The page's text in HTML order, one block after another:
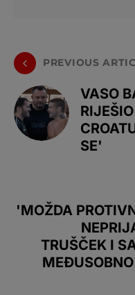
PREVIOUS
VASO
SE'
'MOŽDA
TRUŠČEK I